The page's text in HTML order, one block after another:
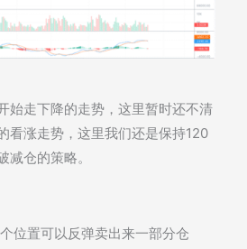
始走下降的走势，这里暂时还不清
看涨走势，这里我们还是保持120
减仓的策略。
位置可以反弹卖出来一部分仓